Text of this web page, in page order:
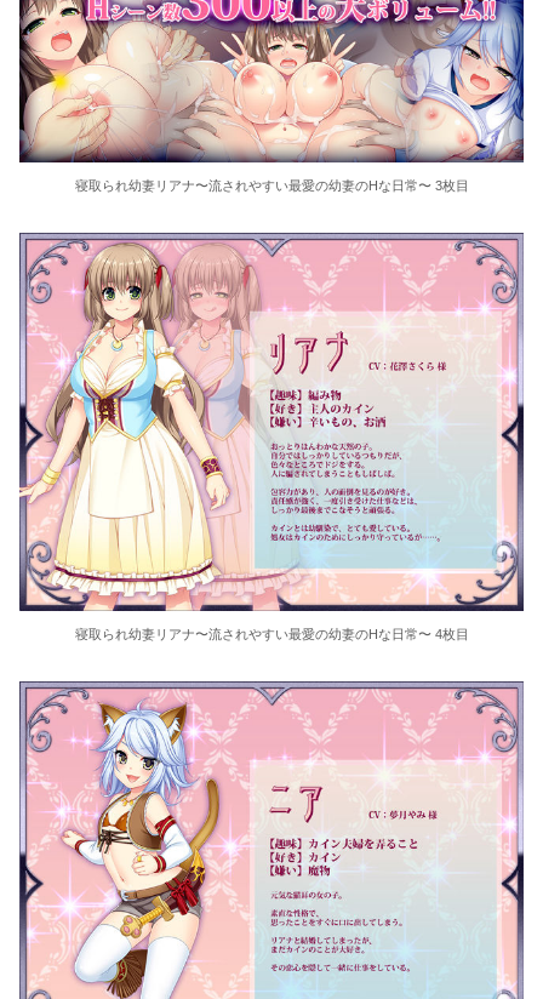
寝取られ幼妻リアナ〜流されやすい最愛の幼妻のHな日常〜 3枚目
寝取られ幼妻リアナ〜流されやすい最愛の幼妻のHな日常〜 4枚目